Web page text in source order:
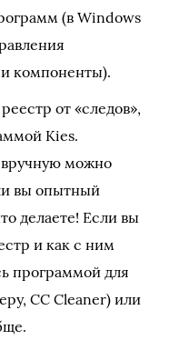
(в Windows
компоненты).
от «следов»,
Kies.
можно
вы опытный
делаете! Если вы
и как с ним
программой для
СС Cleaner) или